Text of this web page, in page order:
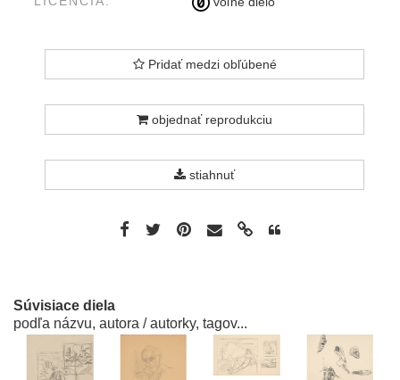
Pridať medzi obľúbené
objednať reprodukciu
stiahnuť
Súvisiace diela
podľa názvu, autora / autorky, tagov...